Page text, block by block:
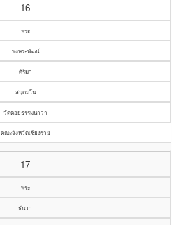
16
พระ
พงษระพัฒน์
ศิริมา
สนฺตมโน
วัดดอยธรรมนาวา
คณะจังหวัดเชียงราย
17
พระ
ธันวา